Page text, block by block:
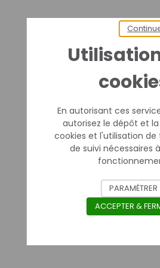
En autorisant ces
autorisez le dépôt et
cookies et l'utilisation de
de suivi nécessaires
PARAMÉTRER
ACCEPTER &